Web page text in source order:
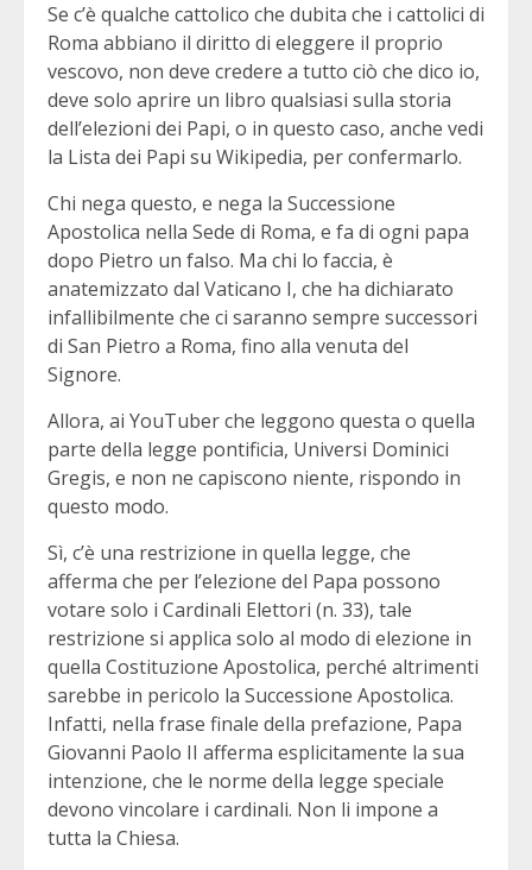
Se c’è qualche cattolico che dubita che i cattolici di
Roma abbiano il diritto di eleggere il proprio
vescovo, non deve credere a tutto ciò che dico io,
deve solo aprire un libro qualsiasi sulla storia
dell’elezioni dei Papi, o in questo caso, anche vedi
la Lista dei Papi su Wikipedia, per confermarlo.
Chi nega questo, e nega la Successione
Apostolica nella Sede di Roma, e fa di ogni papa
dopo Pietro un falso. Ma chi lo faccia, è
anatemizzato dal Vaticano I, che ha dichiarato
infallibilmente che ci saranno sempre successori
di San Pietro a Roma, fino alla venuta del
Signore.
Allora, ai YouTuber che leggono questa o quella
parte della legge pontificia, Universi Dominici
Gregis, e non ne capiscono niente, rispondo in
questo modo.
Sì, c’è una restrizione in quella legge, che
afferma che per l’elezione del Papa possono
votare solo i Cardinali Elettori (n. 33), tale
restrizione si applica solo al modo di elezione in
quella Costituzione Apostolica, perché altrimenti
sarebbe in pericolo la Successione Apostolica.
Infatti, nella frase finale della prefazione, Papa
Giovanni Paolo II afferma esplicitamente la sua
intenzione, che le norme della legge speciale
devono vincolare i cardinali. Non li impone a
tutta la Chiesa.